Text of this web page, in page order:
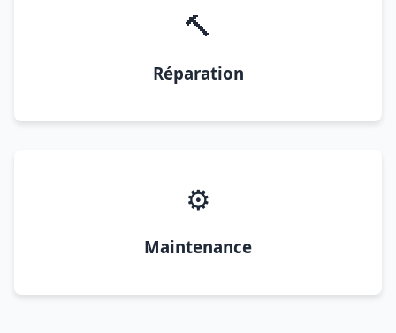
🔨
Réparation
⚙️
Maintenance